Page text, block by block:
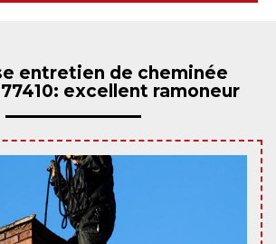
entretien de cheminée
excellent ramoneur